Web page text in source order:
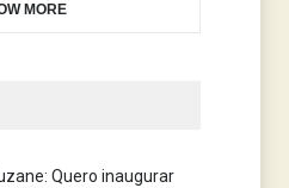
MORE
Quero inaugurar